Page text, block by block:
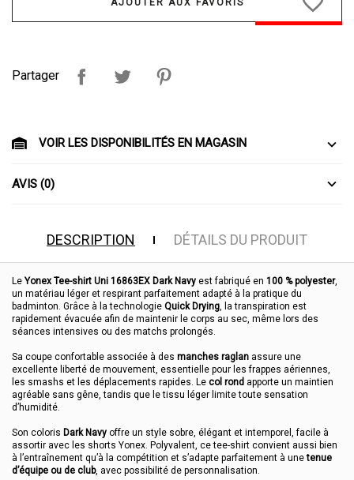
Partager
VOIR LES DISPONIBILITÉS EN MAGASIN
AVIS (0)
DESCRIPTION DÉTAILS DU PRODUIT
Le Yonex Tee-shirt Uni 16863EX Dark Navy est fabriqué en 100 % polyester,
un matériau léger et respirant parfaitement adapté à la pratique du
badminton. Grâce à la technologie Quick Drying, la transpiration est
rapidement évacuée afin de maintenir le corps au sec, même lors des
séances intensives ou des matchs prolongés.
Sa coupe confortable associée à des manches raglan assure une
excellente liberté de mouvement, essentielle pour les frappes aériennes,
les smashs et les déplacements rapides. Le col rond apporte un maintien
agréable sans gêne, tandis que le tissu léger limite toute sensation
d’humidité.
Son coloris Dark Navy offre un style sobre, élégant et intemporel, facile à
assortir avec les shorts Yonex. Polyvalent, ce tee-shirt convient aussi bien
à l’entraînement qu’à la compétition et s’adapte parfaitement à unetenue
d’équipe ou de club, avec possibilité de personnalisation.